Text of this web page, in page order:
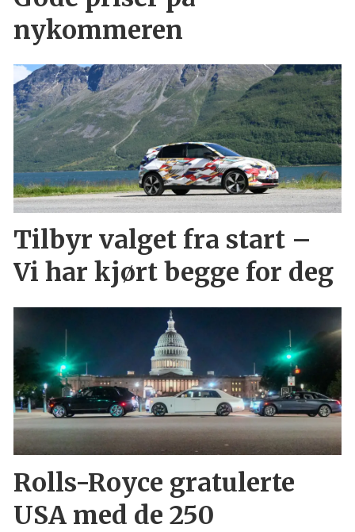
nykommeren
Tilbyr valget fra start –
Vi har kjørt begge for deg
Rolls-Royce gratulerte
USA med de 250